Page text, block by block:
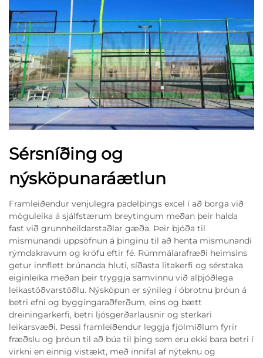
Sérsníðing og
nýsköpunaráætlun
Framleiðendur venjulegra padelþings excel í að borga við
möguleika á sjálfstærum breytingum meðan þeir halda
fast við grunnheildarstaðlar gæða. Þeir bjóða til
mismunandi uppsöfnun á þinginu til að henta mismunandi
rýmdakravum og kröfu eftir fé. Rúmmálarafræði heimsins
getur innflett brúnanda hluti, síðasta litakerfi og sérstaka
eiginleika meðan þeir tryggja samvinnu við alþjóðlega
leikastöðvarstöðlu. Nýsköpun er sýnileg í óbrotnu þróun á
betri efni og byggingaraðferðum, eins og bætt
dreiningarkerfi, betri ljósgerðarlausnir og sterkari
leikarsvæði. Þessi framleiðendur leggja fjölmiðlum fyrir
fræðslu og þróun til að búa til þing sem eru ekki bara betri í
virkni en einnig vistækt, með innifal af nýteknu og